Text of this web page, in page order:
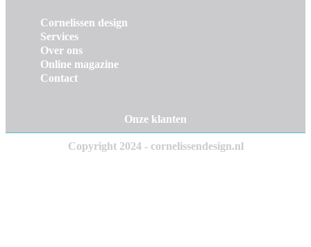
Cornelissen design
Services
Over ons
Online magazine
Contact
Onze klanten
Copyright 2024 - cornelissendesign.nl